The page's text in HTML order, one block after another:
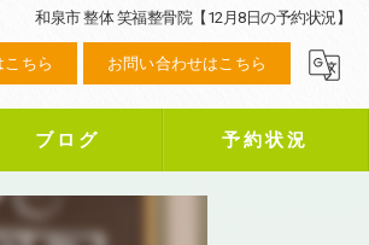
和泉市 整体 笑福整骨院【12月8日の予約状況】
こちら お問い合わせはこちら
ブログ 予約状況